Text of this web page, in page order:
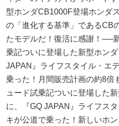
型ホンダCB1000F登場ホンダ
の「進化する基準」であるCB
たモデルだ！復活に感謝！──
乗記ついに登場した新型ホン
JAPAN』ライフスタイル・エ
乗った！月間販売計画の約8倍
ュード試乗記ついに登場した
に、『GQ JAPAN』ライフス
キが公道で乗った！新しいホ